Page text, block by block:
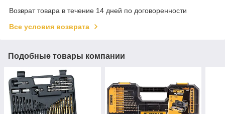
Возврат товара в течение 14 дней по договоренности
Все условия возврата
Подобные товары компании